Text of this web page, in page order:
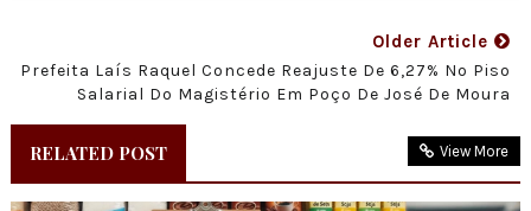
Older Article
Prefeita Laís Raquel Concede Reajuste De 6,27% No Piso
Salarial Do Magistério Em Poço De José De Moura
RELATED POST View More